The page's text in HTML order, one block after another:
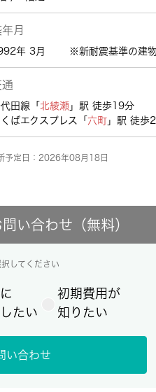
月
年 3月 ※新耐震基準の建物
通
田線「 北綾瀬 」駅 徒歩19分
ばエクスプレス「 六町 」駅 徒歩
定日：2026年08月18日
い合わせ（無料）
してください
たい
初期費用が
知りたい
い合わせ